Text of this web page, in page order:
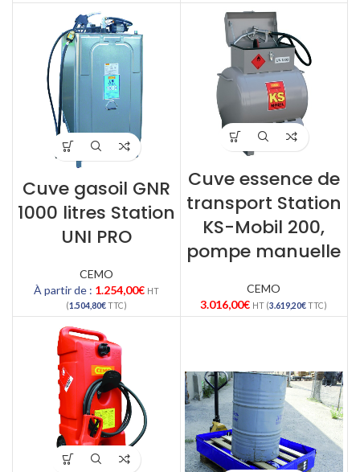
Cuve gasoil GNR
1000 litres Station
UNI PRO
CEMO
À partir de : 1.254,00€ HT
(1.504,80€TTC)
Cuve essence de
transport Station
KS-Mobil 200,
pompe manuelle
CEMO
3.016,00€ HT (3.619,20€TTC)